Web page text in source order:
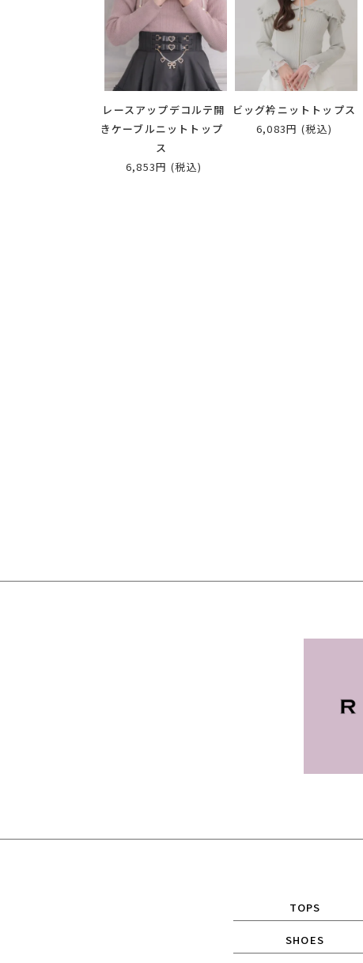
レースアップデコルテ開
きケーブルニットトップ
ス
6,853円 (税込)
ビッグ衿ニットトップス
6,083円 (税込)
TOPS
SHOES